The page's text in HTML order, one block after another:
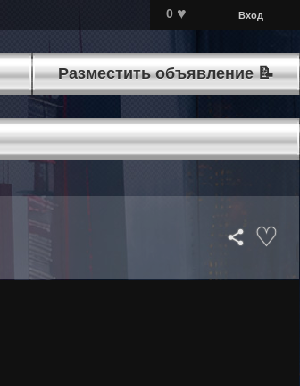
0 ♥ Вход
Разместить объявление 📝